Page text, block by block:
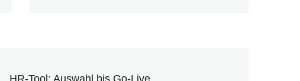
HR-Tool: Auswahl bis Go-Live